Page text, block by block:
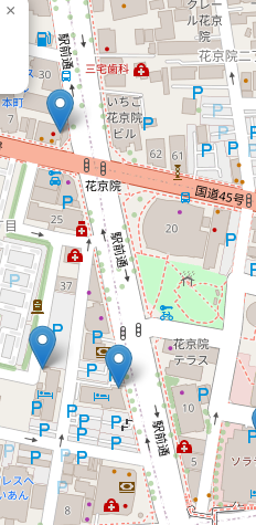
×